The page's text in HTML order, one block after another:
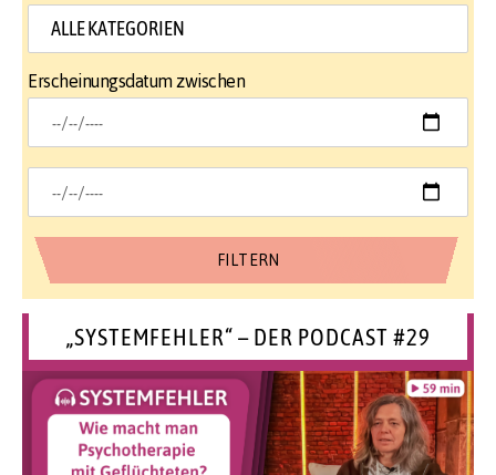
Erscheinungsdatum zwischen
„SYSTEMFEHLER“ – DER PODCAST #29